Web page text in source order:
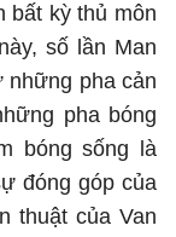
bất kỳ thủ môn
số lần Man
những pha cản
pha bóng
bóng sống là
đóng góp của
thuật của Van